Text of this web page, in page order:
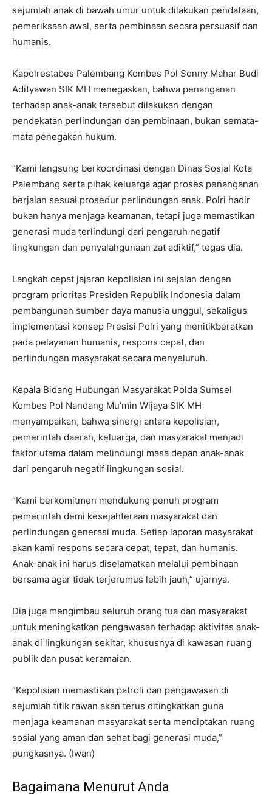
sejumlah anak di bawah umur untuk dilakukan pendataan,
pemeriksaan awal, serta pembinaan secara persuasif dan
humanis.
Kapolrestabes Palembang Kombes Pol Sonny Mahar Budi
Adityawan SIK MH menegaskan, bahwa penanganan
terhadap anak-anak tersebut dilakukan dengan
pendekatan perlindungan dan pembinaan, bukan semata-
mata penegakan hukum.
“Kami langsung berkoordinasi dengan Dinas Sosial Kota
Palembang serta pihak keluarga agar proses penanganan
berjalan sesuai prosedur perlindungan anak. Polri hadir
bukan hanya menjaga keamanan, tetapi juga memastikan
generasi muda terlindungi dari pengaruh negatif
lingkungan dan penyalahgunaan zat adiktif,” tegas dia.
Langkah cepat jajaran kepolisian ini sejalan dengan
program prioritas Presiden Republik Indonesia dalam
pembangunan sumber daya manusia unggul, sekaligus
implementasi konsep Presisi Polri yang menitikberatkan
pada pelayanan humanis, respons cepat, dan
perlindungan masyarakat secara menyeluruh.
Kepala Bidang Hubungan Masyarakat Polda Sumsel
Kombes Pol Nandang Mu’min Wijaya SIK MH
menyampaikan, bahwa sinergi antara kepolisian,
pemerintah daerah, keluarga, dan masyarakat menjadi
faktor utama dalam melindungi masa depan anak-anak
dari pengaruh negatif lingkungan sosial.
“Kami berkomitmen mendukung penuh program
pemerintah demi kesejahteraan masyarakat dan
perlindungan generasi muda. Setiap laporan masyarakat
akan kami respons secara cepat, tepat, dan humanis.
Anak-anak ini harus diselamatkan melalui pembinaan
bersama agar tidak terjerumus lebih jauh,” ujarnya.
Dia juga mengimbau seluruh orang tua dan masyarakat
untuk meningkatkan pengawasan terhadap aktivitas anak-
anak di lingkungan sekitar, khususnya di kawasan ruang
publik dan pusat keramaian.
“Kepolisian memastikan patroli dan pengawasan di
sejumlah titik rawan akan terus ditingkatkan guna
menjaga keamanan masyarakat serta menciptakan ruang
sosial yang aman dan sehat bagi generasi muda,”
pungkasnya. (Iwan)
Bagaimana Menurut Anda